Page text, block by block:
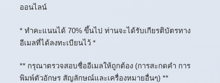
ออนไลน์
* ทำคะแนนได้ 70% ขึ้นไป ท่านจะได้รับเกียรติบัตรทาง
อีเมลที่ได้ลงทะเบียนไว้ *
** กรุณาตรวจสอบชื่ออีเมลให้ถูกต้อง (การสะกดคำ การ
พิมพ์ตัวอักษร สัญลักษณ์และเครื่องหมายอื่นๆ) **